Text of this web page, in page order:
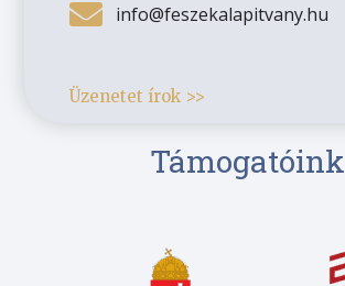
info@feszekalapitvany.hu
Üzenetet írok >>
Támogatóink